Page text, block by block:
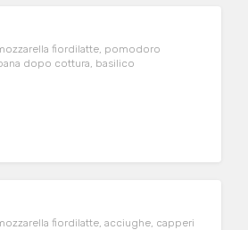
fiordilatte, pomodoro
dopo cottura, basilico
fiordilatte, acciughe, capperi